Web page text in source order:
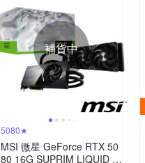
補貨中
5080★
MSI 微星 GeForce RTX 50
80 16G SUPRIM LIQUID S